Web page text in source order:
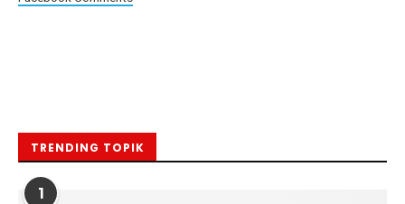
TRENDING TOPIK
1